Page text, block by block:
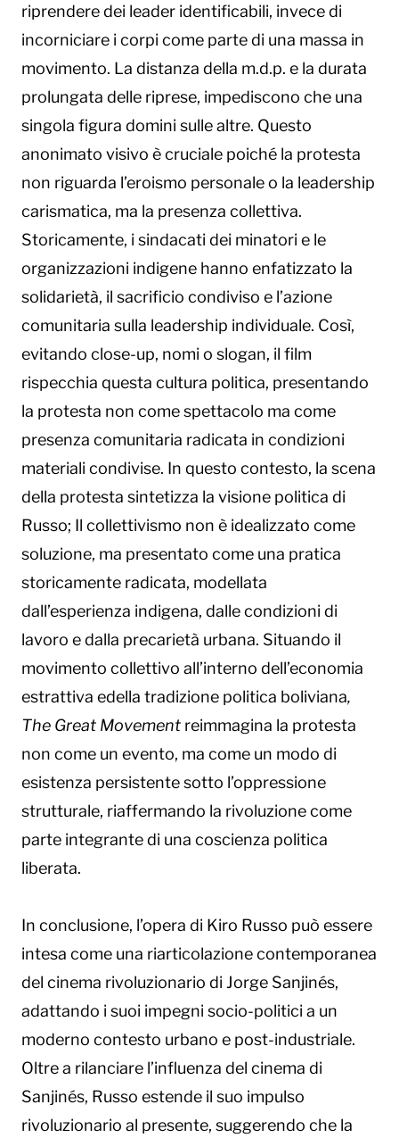
riprendere dei leader identificabili, invece di
incorniciare i corpi come parte di una massa in
movimento. La distanza della m.d.p. e la durata
prolungata delle riprese, impediscono che una
singola figura domini sulle altre. Questo
anonimato visivo è cruciale poiché la protesta
non riguarda l’eroismo personale o la leadership
carismatica, ma la presenza collettiva.
Storicamente, i sindacati dei minatori e le
organizzazioni indigene hanno enfatizzato la
solidarietà, il sacrificio condiviso e l’azione
comunitaria sulla leadership individuale. Così,
evitando close-up, nomi o slogan, il film
rispecchia questa cultura politica, presentando
la protesta non come spettacolo ma come
presenza comunitaria radicata in condizioni
materiali condivise. In questo contesto, la scena
della protesta sintetizza la visione politica di
Russo; Il collettivismo non è idealizzato come
soluzione, ma presentato come una pratica
storicamente radicata, modellata
dall’esperienza indigena, dalle condizioni di
lavoro e dalla precarietà urbana. Situando il
movimento collettivo all’interno dell’economia
estrattiva edella tradizione politica boliviana,
The Great Movement reimmagina la protesta
non come un evento, ma come un modo di
esistenza persistente sotto l’oppressione
strutturale, riaffermando la rivoluzione come
parte integrante di una coscienza politica
liberata.
In conclusione, l’opera di Kiro Russo può essere
intesa come una riarticolazione contemporanea
del cinema rivoluzionario di Jorge Sanjinés,
adattando i suoi impegni socio-politici a un
moderno contesto urbano e post-industriale.
Oltre a rilanciare l’influenza del cinema di
Sanjinés, Russo estende il suo impulso
rivoluzionario al presente, suggerendo che la